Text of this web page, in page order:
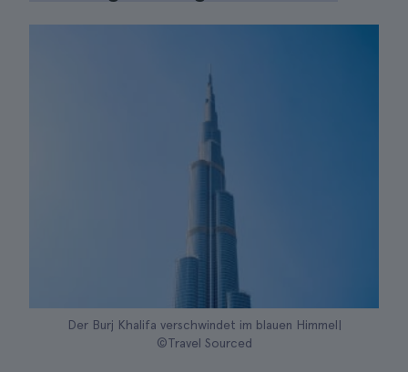
Der Burj Khalifa verschwindet im blauen Himmel|
©Travel Sourced